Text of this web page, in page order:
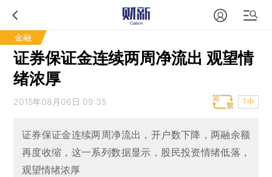
金融
证券保证金连续两周净流出 观望情
绪浓厚
2015年08月06日 09:35 T中
证券保证金连续两周净流出，开户数下降，两融余额
再度收缩，这一系列数据显示，股民投资情绪低落，
观望情绪浓厚